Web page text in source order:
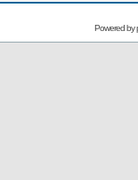
Powered by